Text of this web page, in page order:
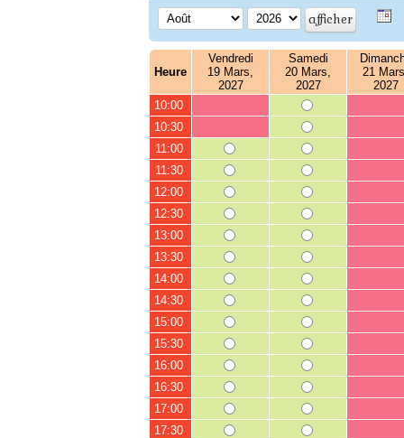
Heure
Vendredi
19 Mars,
2027
Samedi
20 Mars,
2027
21
2027
10:00
10:30
11:00
11:30
12:00
12:30
13:00
13:30
14:00
14:30
15:00
15:30
16:00
16:30
17:00
17:30